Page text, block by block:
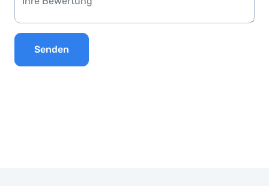
Senden